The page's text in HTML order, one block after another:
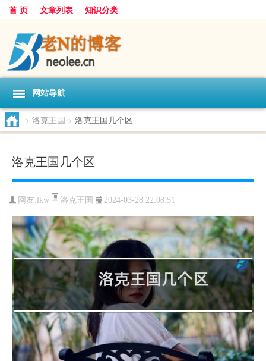
首 页 文章列表 知识分类
网站导航
> 洛克王国 > 洛克王国几个区
洛克王国几个区
网友:lkw 洛克王国 2024-03-28 22:08:51